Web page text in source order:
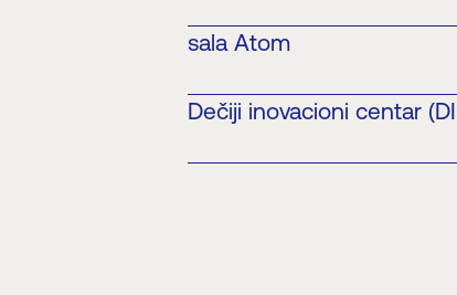
sala Atom
Dečiji inovacioni centar